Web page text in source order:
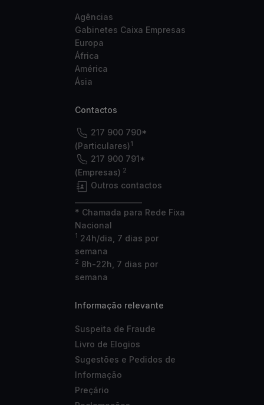
Agências
Gabinetes Caixa Empresas
Europa
África
América
Ásia
Contactos
217 900 790*
(Particulares)1
217 900 791*
(Empresas) 2
Outros contactos
* Chamada para Rede Fixa
Nacional
1 24h/dia, 7 dias por
semana
2 8h-22h, 7 dias por
semana
Informação relevante
Suspeita de Fraude
Livro de Elogios
Sugestões e Pedidos de
Informação
Preçário